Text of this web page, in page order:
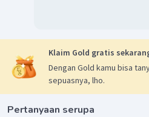
Klaim Gold gratis
Dengan Gold kamu bisa
sepuasnya, lho.
Pertanyaan serupa